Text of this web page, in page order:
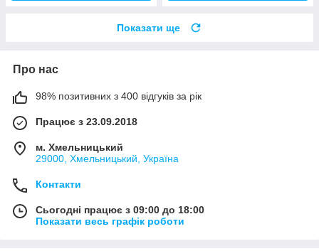
Показати ще
Про нас
98% позитивних з 400 відгуків за рік
Працює з 23.09.2018
м. Хмельницький
29000, Хмельницький, Україна
Контакти
Сьогодні працює з 09:00 до 18:00
Показати весь графік роботи